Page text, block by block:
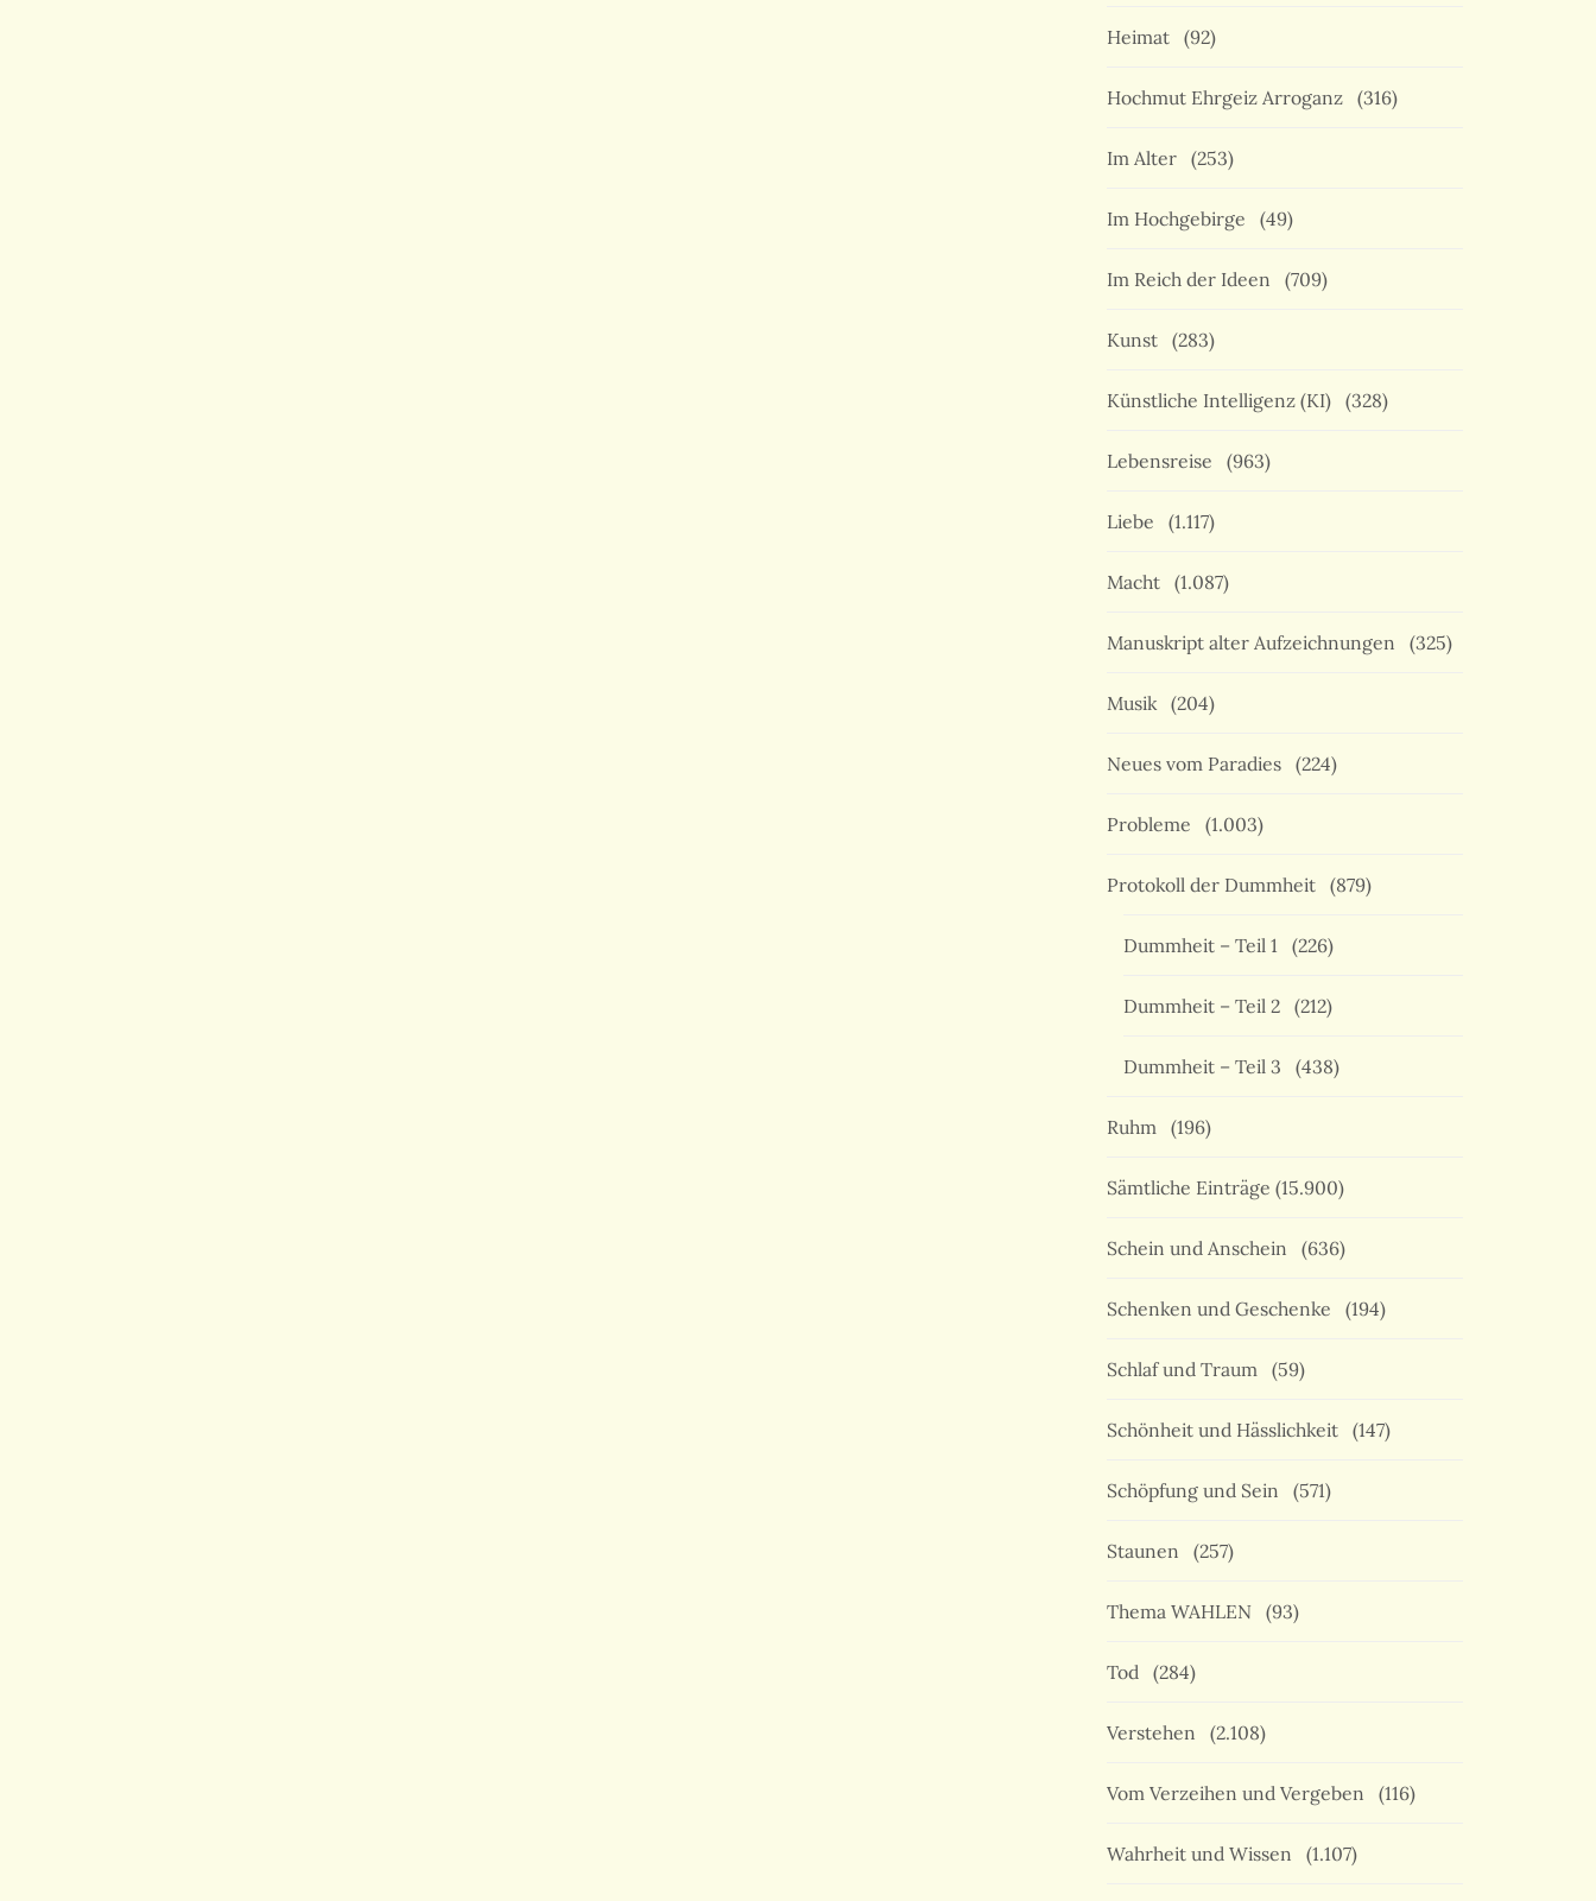
Heimat (92)
Hochmut Ehrgeiz Arroganz (316)
Im Alter (253)
Im Hochgebirge (49)
Im Reich der Ideen (709)
Kunst (283)
Künstliche Intelligenz (KI) (328)
Lebensreise (963)
Liebe (1.117)
Macht (1.087)
Manuskript alter Aufzeichnungen (325)
Musik (204)
Neues vom Paradies (224)
Probleme (1.003)
Protokoll der Dummheit (879)
Dummheit – Teil 1 (226)
Dummheit – Teil 2 (212)
Dummheit – Teil 3 (438)
Ruhm (196)
Sämtliche Einträge (15.900)
Schein und Anschein (636)
Schenken und Geschenke (194)
Schlaf und Traum (59)
Schönheit und Hässlichkeit (147)
Schöpfung und Sein (571)
Staunen (257)
Thema WAHLEN (93)
Tod (284)
Verstehen (2.108)
Vom Verzeihen und Vergeben (116)
Wahrheit und Wissen (1.107)